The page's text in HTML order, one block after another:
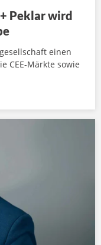
Peklar wird
einen
CEE-Märkte sowie